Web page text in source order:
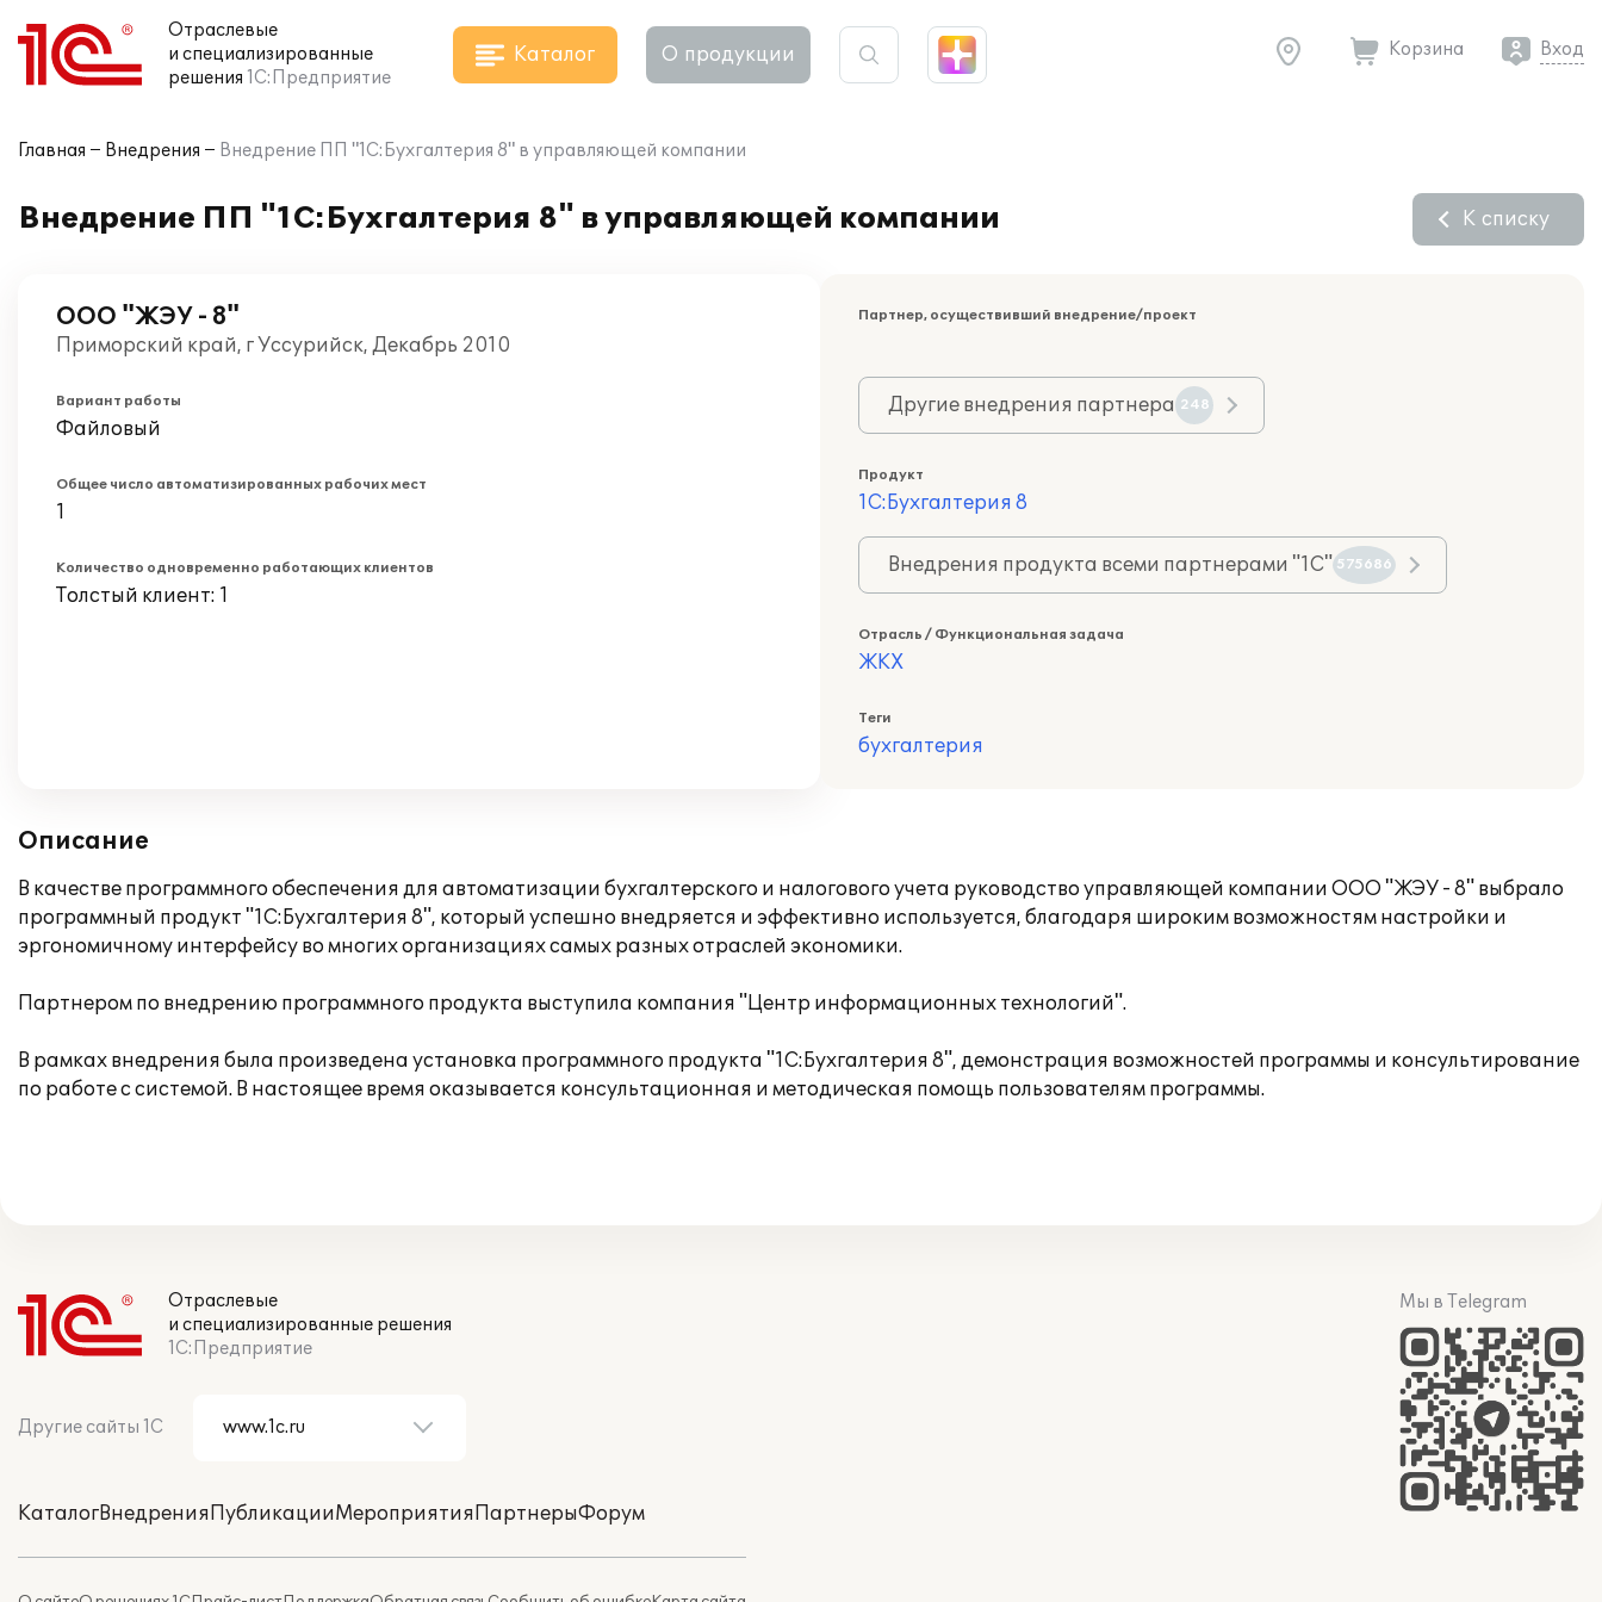
Отраслевые
и специализированные
решения 1С:Предприятие
Каталог О продукции Корзина Вход
Главная Внедрения Внедрение ПП "1С:Бухгалтерия 8" в управляющей компании
Внедрение ПП "1С:Бухгалтерия 8" в управляющей компании К списку
ООО "ЖЭУ - 8"
Приморский край, г Уссурийск, Декабрь 2010
Вариант работы
Файловый
Общее число автоматизированных рабочих мест
1
Количество одновременно работающих клиентов
Толстый клиент: 1
Партнер, осуществивший внедрение/проект
Другие внедрения партнера 248
Продукт
1С:Бухгалтерия 8
Внедрения продукта всеми партнерами "1С" 575686
Отрасль / Функциональная задача
ЖКХ
Теги
бухгалтерия
Описание
В качестве программного обеспечения для автоматизации бухгалтерского и налогового учета руководство управляющей компании ООО "ЖЭУ - 8" выбрало
программный продукт "1С:Бухгалтерия 8", который успешно внедряется и эффективно используется, благодаря широким возможностям настройки и
эргономичному интерфейсу во многих организациях самых разных отраслей экономики.
Партнером по внедрению программного продукта выступила компания "Центр информационных технологий".
В рамках внедрения была произведена установка программного продукта "1С:Бухгалтерия 8", демонстрация возможностей программы и консультирование
по работе с системой. В настоящее время оказывается консультационная и методическая помощь пользователям программы.
Отраслевые
и специализированные решения
1С:Предприятие
Другие сайты 1С
КаталогВнедренияПубликацииМероприятияПартнерыФорум
Мы в Telegram